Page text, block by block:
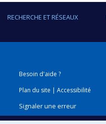
RECHERCHE ET RÉSEAUX
Besoin d'aide ?
Plan du site |Accessibilité
Signaler une erreur